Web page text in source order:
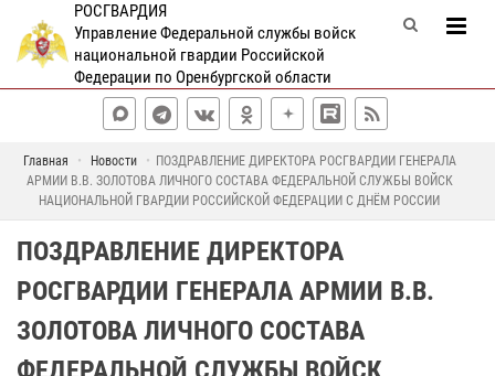
РОСГВАРДИЯ
Управление Федеральной службы войск
национальной гвардии Российской
Федерации по Оренбургской области
Главная Новости
ПОЗДРАВЛЕНИЕ ДИРЕКТОРА РОСГВАРДИИ ГЕНЕРАЛА
АРМИИ В.В. ЗОЛОТОВА ЛИЧНОГО СОСТАВА ФЕДЕРАЛЬНОЙ СЛУЖБЫ ВОЙСК
НАЦИОНАЛЬНОЙ ГВАРДИИ РОССИЙСКОЙ ФЕДЕРАЦИИ С ДНЁМ РОССИИ
ПОЗДРАВЛЕНИЕ ДИРЕКТОРА
РОСГВАРДИИ ГЕНЕРАЛА АРМИИ В.В.
ЗОЛОТОВА ЛИЧНОГО СОСТАВА